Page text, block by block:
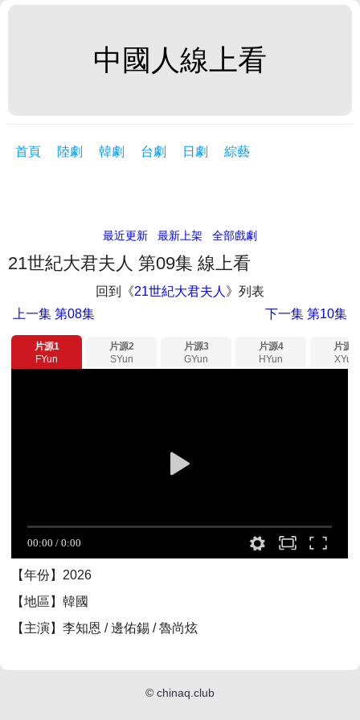
中國人線上看
首頁 陸劇 韓劇 台劇 日劇 綜藝
最近更新 最新上架 全部戲劇
21世紀大君夫人 第09集 線上看
回到《21世紀大君夫人 》列表
上一集 第08集 下一集第10集
片源1
FYun
片源2
SYun
片源3
GYun
片源4
HYun
片源5
XYun
【年份】2026
【地區】韓國
【主演】李知恩 / 邊佑錫 / 魯尚炫
© chinaq.club